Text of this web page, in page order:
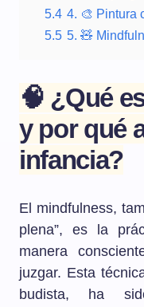
5.4 4. 🎨 Pintura
5.5 5. 🧸
🧠 ¿Qué
y por qué
infancia?
El mindfulness,
plena”, es la
manera
juzgar. Esta
budista, ha